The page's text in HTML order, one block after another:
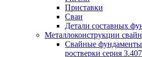
Приставки
Сваи
Детали составных
Металлоконструкции
Свайные фундаменты
ростверки серия